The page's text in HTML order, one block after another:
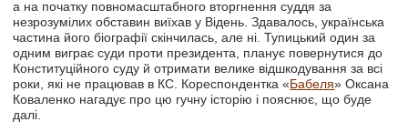
а на початку повномасштабного вторгнення суддя за
незрозумілих обставин виїхав у Відень. Здавалось, українська
частина його біографії скінчилась, але ні. Тупицький один за
одним виграє суди проти президента, планує повернутися до
Конституційного суду й отримати велике відшкодування за всі
роки, які не працював в КС. Кореспондентка «Бабеля» Оксана
Коваленко нагадує про цю гучну історію і пояснює, що буде
далі.